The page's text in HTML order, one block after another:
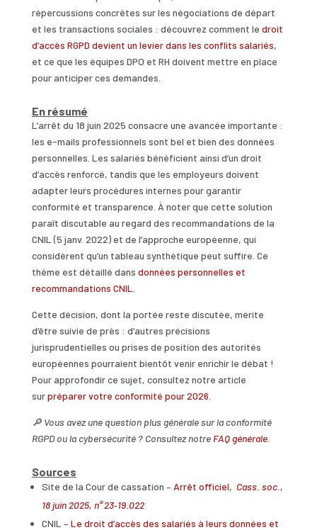
répercussions concrètes sur les négociations de départ
et les transactions sociales : découvrez comment le droit
d’accès RGPD devient un levier dans les conflits salariés,
et ce que les équipes DPO et RH doivent mettre en place
pour anticiper ces demandes.
En résumé
L’arrêt du 18 juin 2025 consacre une avancée importante :
les e-mails professionnels sont bel et bien des données
personnelles. Les salariés bénéficient ainsi d’un droit
d’accès renforcé, tandis que les employeurs doivent
adapter leurs procédures internes pour garantir
conformité et transparence. À noter que cette solution
paraît discutable au regard des recommandations de la
CNIL (5 janv. 2022) et de l’approche européenne, qui
considèrent qu’un tableau synthétique peut suffire. Ce
thème est détaillé dans données personnelles et
recommandations CNIL
Cette décision, dont la portée reste discutée, mérite
d’être suivie de près : d’autres précisions
jurisprudentielles ou prises de position des autorités
européennes pourraient bientôt venir enrichir le débat !
Pour approfondir ce sujet, consultez notre article
surpréparer votre conformité pour 2026
🔎 Vous avez une question plus générale sur la conformité
RGPD ou la cybersécurité ? Consultez notre FAQ générale.
Sources
Site de la Cour de cassation – Arrêt officiel, Cass. soc.,
18 juin 2025, n° 23‑19.022
CNIL – Le droit d’accès des salariés à leurs données et